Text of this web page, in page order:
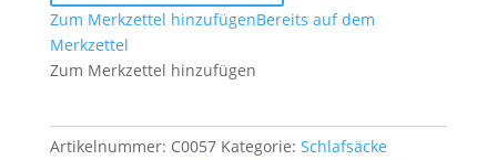
lagig
Menge
Zum Merkzettel hinzufügenBereits auf dem
Merkzettel
Zum Merkzettel hinzufügen
Artikelnummer: C0057 Kategorie: Schlafsäcke